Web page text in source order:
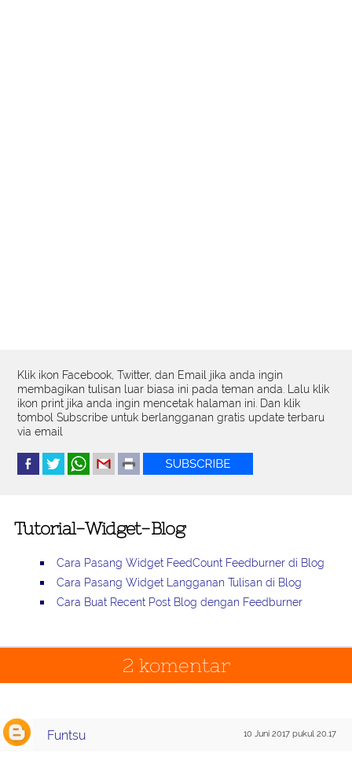
Klik ikon Facebook, Twitter, dan Email jika anda ingin
membagikan tulisan luar biasa ini pada teman anda. Lalu klik
ikon print jika anda ingin mencetak halaman ini. Dan klik
tombol Subscribe untuk berlangganan gratis update terbaru
via email
Tutorial-Widget-Blog
Cara Pasang Widget FeedCount Feedburner di Blog
Cara Pasang Widget Langganan Tulisan di Blog
Cara Buat Recent Post Blog dengan Feedburner
2 komentar
Funtsu 10 Juni 2017 pukul 20.17